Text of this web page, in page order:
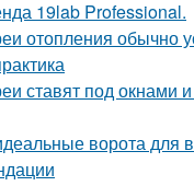
19lab Professional.
отопления обычно
ставят под окнами и
ворота для